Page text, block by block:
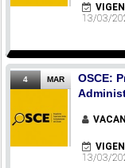
13/03/
4 MAR
OSCE:
13/03/